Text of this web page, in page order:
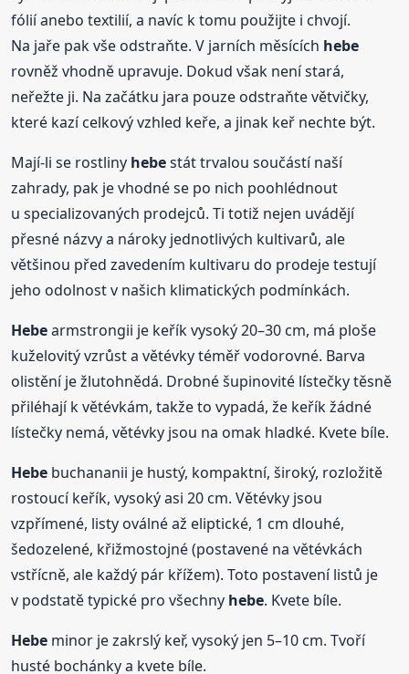
fólií anebo textilií, a navíc k tomu použijte i chvojí.
Na jaře pak vše odstraňte. V jarních měsících hebe
rovněž vhodně upravuje. Dokud však není stará,
neřežte ji. Na začátku jara pouze odstraňte větvičky,
které kazí celkový vzhled keře, a jinak keř nechte být.
Mají-li se rostliny hebestát trvalou součástí naší
zahrady, pak je vhodné se po nich poohlédnout
u specializovaných prodejců. Ti totiž nejen uvádějí
přesné názvy a nároky jednotlivých kultivarů, ale
většinou před zavedením kultivaru do prodeje testují
jeho odolnost v našich klimatických podmínkách.
Hebearmstrongii je keřík vysoký 20–30 cm, má ploše
kuželovitý vzrůst a větévky téměř vodorovné. Barva
olistění je žlutohnědá. Drobné šupinovité lístečky těsně
přiléhají k větévkám, takže to vypadá, že keřík žádné
lístečky nemá, větévky jsou na omak hladké. Kvete bíle.
Hebe buchananii je hustý, kompaktní, široký, rozložitě
rostoucí keřík, vysoký asi 20 cm. Větévky jsou
vzpřímené, listy oválné až eliptické, 1 cm dlouhé,
šedozelené, křižmostojné (postavené na větévkách
vstřícně, ale každý pár křížem). Toto postavení listů je
v podstatě typické pro všechny hebe. Kvete bíle.
Hebe minor je zakrslý keř, vysoký jen 5–10 cm. Tvoří
husté bochánky a kvete bíle.